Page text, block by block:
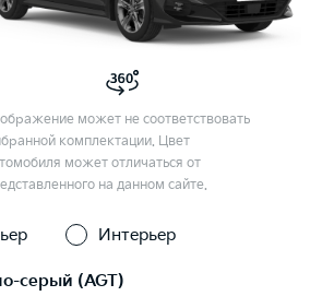
может не соответствовать
комплектации. Цвет
может отличаться от
на данном сайте.
Интерьер
серый (AGT)